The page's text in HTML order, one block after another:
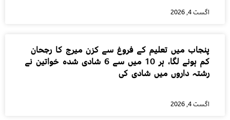
اگست 4, 2026
پنجاب میں تعلیم کے فروغ سے کزن میرج کا رجحان
کم ہونے لگا، ہر 10 میں سے 6 شادی شدہ خواتین نے
رشتہ داروں میں شادی کی
اگست 4, 2026